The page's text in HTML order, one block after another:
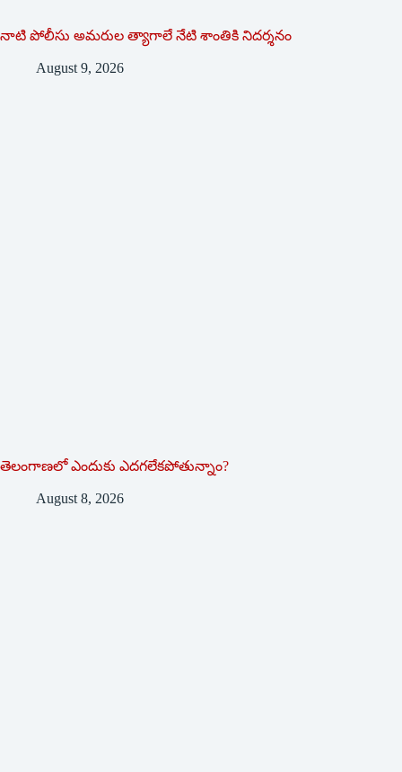
నాటి పోలీసు అమరుల త్యాగాలే నేటి శాంతికి నిదర్శనం
August 9, 2026
తెలంగాణలో ఎందుకు ఎదగలేకపోతున్నాం?
August 8, 2026